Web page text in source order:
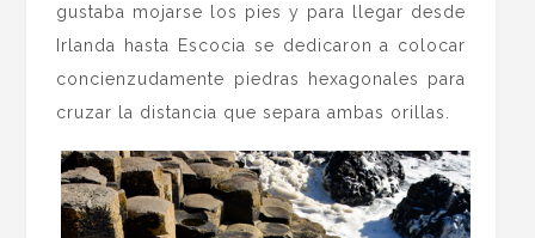
gustaba mojarse los pies y para llegar desde
Irlanda hasta Escocia se dedicaron a colocar
concienzudamente piedras hexagonales para
cruzar la distancia que separa ambas orillas.